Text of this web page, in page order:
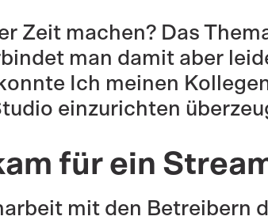
Zeit machen? Das
man damit aber
Ich meinen
einzurichten
für ein
mit den Betreibern